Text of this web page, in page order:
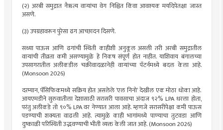
(२) अरबी समुद्रात नैऋत्य वाऱ्यांचा वेग निश्चित किंवा आवश्यक मर्यादेपेतक्षा जास्त
असणे.
(३) उपग्रहावरून पुरेसा ढग आच्छादन दिसणे.
सध्या पाऊस आणि ढगांची स्थिती काहीशी अनुकूल असली तरी अरबी समुद्रातील
वाऱ्यांची तीव्रता कमी असण्यामुळे हे निकष संपूर्ण होत नाहीत. याशिवाय बंगालच्या
उपसागरातील अलीकडील चक्रीवादळानेही वाऱ्यांच्या पॅटर्नमध्ये बदल केला आहे.
(Monsoon 2026)
दरम्यान, पॅसिफिकमध्ये सक्रिय होत असलेले ‘एल निनो’ देखील एक मोठा धोका आहे.
आयएमडीने सुरुवातीला देशासाठी सरासरी पावसाचा अंदाज ९२% LPA धरला होता,
परंतु अलीकडे तो ९०% LPA वर नेण्यात आला आहे. म्हणजे सरासरीपेक्षा कमी पाऊस
पडण्याची शक्यता वाढली आहे. त्यामुळे काही भागांमध्ये पाण्याचा तुटवडा आणि
दुष्काळी परिस्थिती उद्भवण्याची भीती व्यक्त केली जात आहे. (Monsoon 2026)